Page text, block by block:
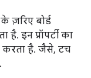
ज़रिए बोर्ड
है. इन प्रॉपर्टी का
करता है. जैसे, टच